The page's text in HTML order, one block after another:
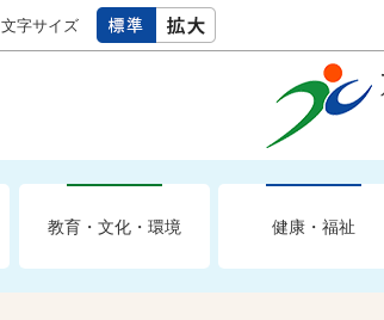
文字サイズ
教育・文化・環境 健康・福祉